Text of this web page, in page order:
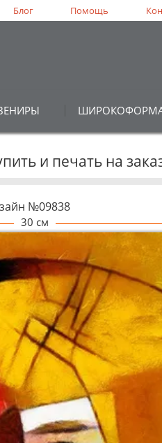
Блог Помощь
и печать на
№09838
30 см